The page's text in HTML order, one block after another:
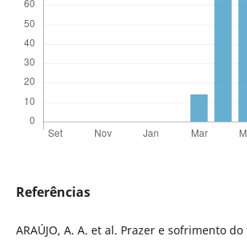
Referências
ARAÚJO, A. A. et al. Prazer e sofrimento